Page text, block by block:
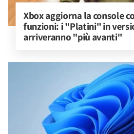
Xbox aggiorna la console
funzioni: i "Platini" in
arriveranno "più avanti"